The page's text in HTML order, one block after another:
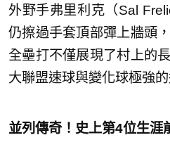
外野手弗里利克（Sal
仍擦過手套頂部彈上牆頭
全壘打不僅展現了村上的
大聯盟速球與變化球極強的
並列傳奇！史上第4位生涯